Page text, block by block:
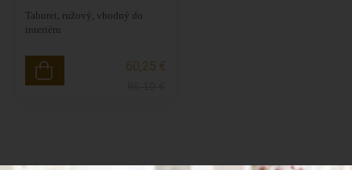
Taburet, ružový, vhodný do
interiéru
60,25 €